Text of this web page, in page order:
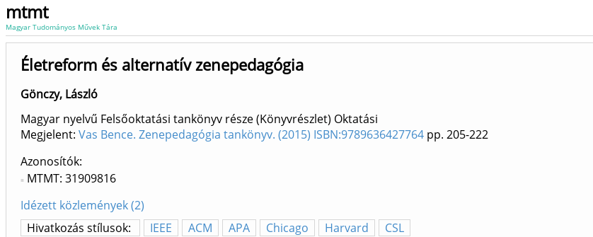
mtmt
Magyar Tudományos Művek Tára
Életreform és alternatív zenepedagógia
Gönczy, László
Magyar nyelvű Felsőoktatási tankönyv része (Könyvrészlet) Oktatási
Megjelent: Vas Bence. Zenepedagógia tankönyv. (2015) ISBN:9789636427764 pp. 205-222
Azonosítók
MTMT: 31909816
Idézett közlemények (2)
Hivatkozás stílusok:
IEEE ACM APA Chicago Harvard CSL